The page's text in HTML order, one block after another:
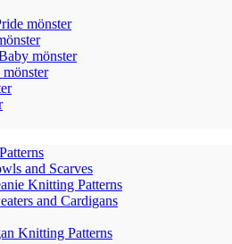
mönster
mönster
and Scarves
Knitting Patterns
and Cardigans
Knitting Patterns